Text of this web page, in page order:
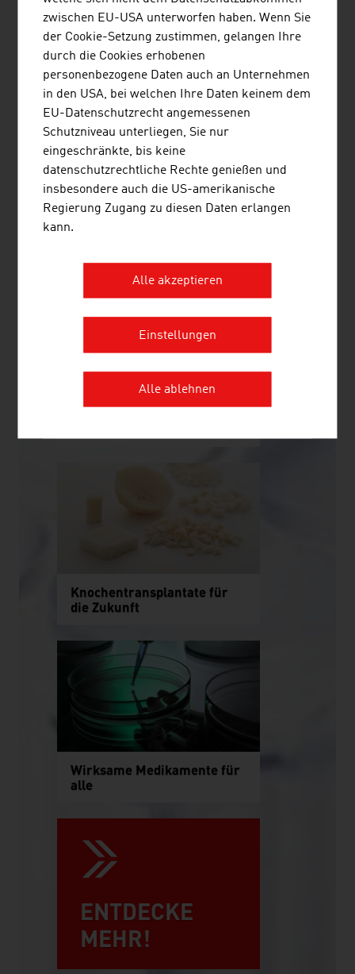
#AThealth: Technik und Life
Sciences
Top-Training für
Knochentransplantate für
die Zukunft
Wirksame Medikamente für
alle
ENTDECKE
MEHR!
zwischen EU-USA unterworfen haben. Wenn Sie
der Cookie-Setzung zustimmen, gelangen Ihre
durch die Cookies erhobenen
personenbezogene Daten auch an Unternehmen
in den USA, bei welchen Ihre Daten keinem dem
EU-Datenschutzrecht angemessenen
Schutzniveau unterliegen, Sie nur
eingeschränkte, bis keine
datenschutzrechtliche Rechte genießen und
insbesondere auch die US-amerikanische
Regierung Zugang zu diesen Daten erlangen
kann.
Alle akzeptieren
Einstellungen
Alle ablehnen